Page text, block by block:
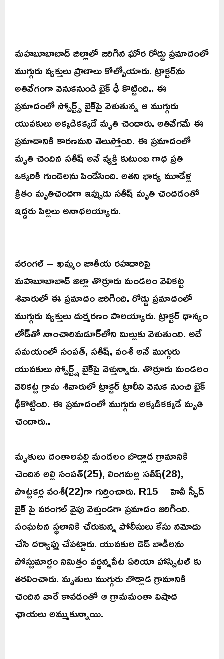
మహబూబాబాద్ జిల్లాలో జరిగిన ఘోర రోడ్డు ప్రమాదంలో
ముగ్గురు వ్యక్తులు ప్రాణాలు కోల్పోయారు. ట్రాక్టర్‌ను
అతివేగంగా వెనుకనుండి బైక్ ఢీ కొట్టింది.. ఈ
ప్రమాదంలో స్పోర్ట్స్ బైక్‌పై వెళుతున్న ఆ ముగ్గురు
యువకులు అక్కడికక్కడే మృతి చెందారు. అతివేగమే ఈ
ప్రమాదానికి కారణమని తెలుస్తోంది. ఈ ప్రమాదంలో
మృతి చెందిన సతీష్ అనే వ్యక్తి కుటుంబ గాధ ప్రతి
ఒక్కరికి గుండెలను పిండేసింది. అతని భార్య మూడేళ్ల
క్రితం మృతిచెందగా ఇప్పుడు సతీష్ మృతి చెందడంతో
ఇద్దరు పిల్లలు అనాథలయ్యారు.
వరంగల్ – ఖమ్మం జాతీయ రహదారిపై
మహబూబాబాద్ జిల్లా తొర్రూరు మండలం వెలికట్ట
శివారులో ఈ ప్రమాదం జరిగింది. రోడ్డు ప్రమాదంలో
ముగ్గురు వ్యక్తులు దుర్మరణం పాలయ్యారు. ట్రాక్టర్ ధాన్యం
లోడ్‌తో నాంచారిమడూర్‌లోని మిల్లుకు వెళుతుంది. అదే
సమయంలో సంపత్, సతీష్, వంశీ అనే ముగ్గురు
యువకులు స్పోర్ట్ష్ బైక్‌పై వెళ్తున్నారు. తొర్రూరు మండలం
వెలికట్ట గ్రామ శివారులో ట్రాక్టర్ ట్రాలీని వెనుక నుంచి బైక్
ఢీకొట్టింది. ఈ ప్రమాదంలో ముగ్గురు అక్కడికక్కడే మృతి
చెందారు..
మృతులు దంతాలపల్లి మండలం బొడ్లాడ గ్రామానికి
చెందిన అల్లి సంపత్(25), లింగమల్ల సతీష్(28),
పొట్టకర్ల వంశీ(22)గా గుర్తించారు. R15 _ హెవీ స్పీడ్
బైక్ పై వరంగల్ వైపు వెళ్తుండగా ప్రమాదం జరిగింది.
సంఘటన స్థలానికి చేరుకున్న పోలీసులు కేసు నమోదు
చేసి దర్యాప్తు చేపట్టారు. యువకుల డెడ్ బాడీలను
పోస్టుమార్టం నిమిత్తం వర్ధన్నపేట ఏరియా హాస్పిటల్ కు
తరలించారు. మృతులు ముగ్గురు బొడ్లాడ గ్రామానికి
చెందిన వారే కావడంతో ఆ గ్రామమంతా విషాద
ఛాయలు అమ్ముకున్నాయి.